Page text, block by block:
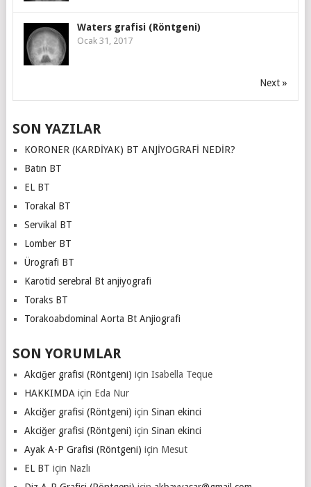
Waters grafisi (Röntgeni)
Ocak 31, 2017
Next »
SON YAZILAR
KORONER (KARDİYAK) BT ANJİYOGRAFİ NEDİR?
Batın BT
EL BT
Torakal BT
Servikal BT
Lomber BT
Ürografi BT
Karotid serebral Bt anjiyografi
Toraks BT
Torakoabdominal Aorta Bt Anjiografi
SON YORUMLAR
Akciğer grafisi (Röntgeni) için Isabella Teque
HAKKIMDA için Eda Nur
Akciğer grafisi (Röntgeni) için Sinan ekinci
Akciğer grafisi (Röntgeni) için Sinan ekinci
Ayak A-P Grafisi (Röntgeni) için Mesut
EL BT için Nazlı